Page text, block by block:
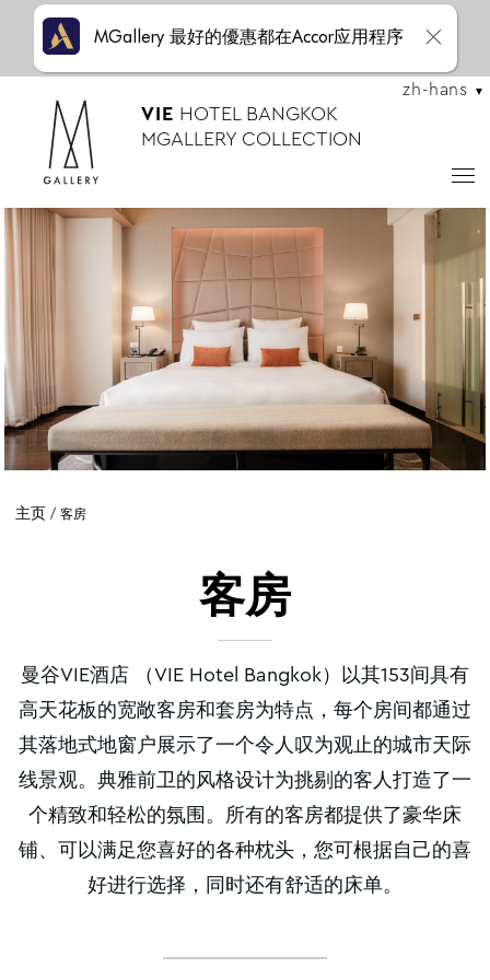
VIE HOTEL BANGKOK
MGALLERY COLLECTION
zh-hans
主页 客房
客房
曼谷VIE酒店 （VIE Hotel Bangkok）以其153间具有
高天花板的宽敞客房和套房为特点，每个房间都通过
其落地式地窗户展示了一个令人叹为观止的城市天际
线景观。典雅前卫的风格设计为挑剔的客人打造了一
个精致和轻松的氛围。所有的客房都提供了豪华床
铺、可以满足您喜好的各种枕头，您可根据自己的喜
好进行选择，同时还有舒适的床单。
MGallery 最好的優惠都在Accor应用程序